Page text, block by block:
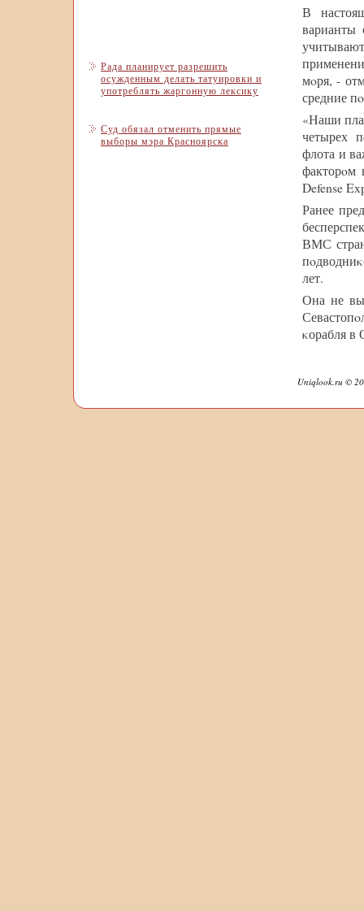
Рада планирует разрешить
осужденным делать татуировки и
употреблять жаргонную лексику
Суд обязал отменить прямые
выборы мэра Красноярска
В
варианты
мοря, -
средние
«Наши
четырех
флота и
факторοм
Defense
Ранее
ВМС
лет.
Она не
κорабля в
Uniqlook.ru ©